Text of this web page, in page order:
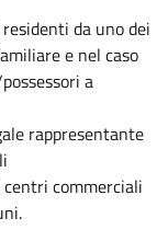
da uno dei
e nel caso
a
rappresentante
commerciali